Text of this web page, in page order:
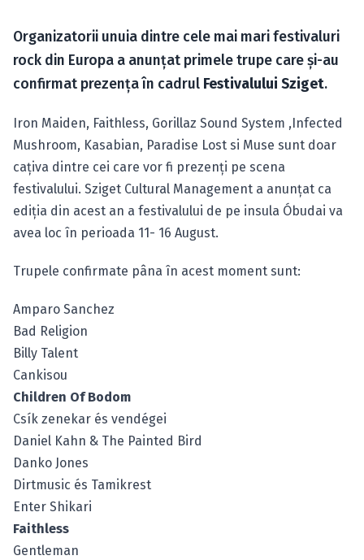
Organizatorii unuia dintre cele mai mari festivaluri
rock din Europa a anunțat primele trupe care și-au
confirmat prezența în cadrul Festivalului Sziget.
Iron Maiden, Faithless, Gorillaz Sound System ,Infected
Mushroom, Kasabian, Paradise Lost si Muse sunt doar
cațiva dintre cei care vor fi prezenți pe scena
festivalului. Sziget Cultural Management a anunțat ca
ediția din acest an a festivalului de pe insula Óbudai va
avea loc în perioada 11- 16 August.
Trupele confirmate pâna în acest moment sunt:
Amparo Sanchez
Bad Religion
Billy Talent
Cankisou
Children Of Bodom
Csík zenekar és vendégei
Daniel Kahn & The Painted Bird
Danko Jones
Dirtmusic és Tamikrest
Enter Shikari
Faithless
Gentleman